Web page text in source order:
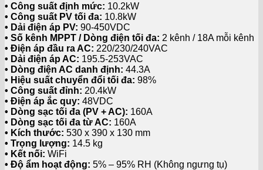
• Công suất định mức: 10.2kW
• Công suất PV tối đa: 10.8kW
• Dải điện áp PV: 90-450VDC
• Số kênh MPPT / Dòng điện tối đa: 2 kênh / 18A mỗi kênh
• Điện áp đầu ra AC: 220/230/240VAC
• Dải điện áp AC: 195.5-253VAC
• Dòng điện AC danh định: 44.3A
• Hiệu suất chuyển đổi tối đa: 98%
• Công suất đỉnh: 20.4kW
• Điện áp ắc quy: 48VDC
• Dòng sạc tối đa (PV + AC): 160A
• Dòng sạc tối đa từ AC: 160A
• Kích thước: 530 x 390 x 130 mm
• Trọng lượng: 14.5 kg
• Kết nối: WiFi
• Độ ẩm hoạt động: 5% – 95% RH (Không ngưng tụ)